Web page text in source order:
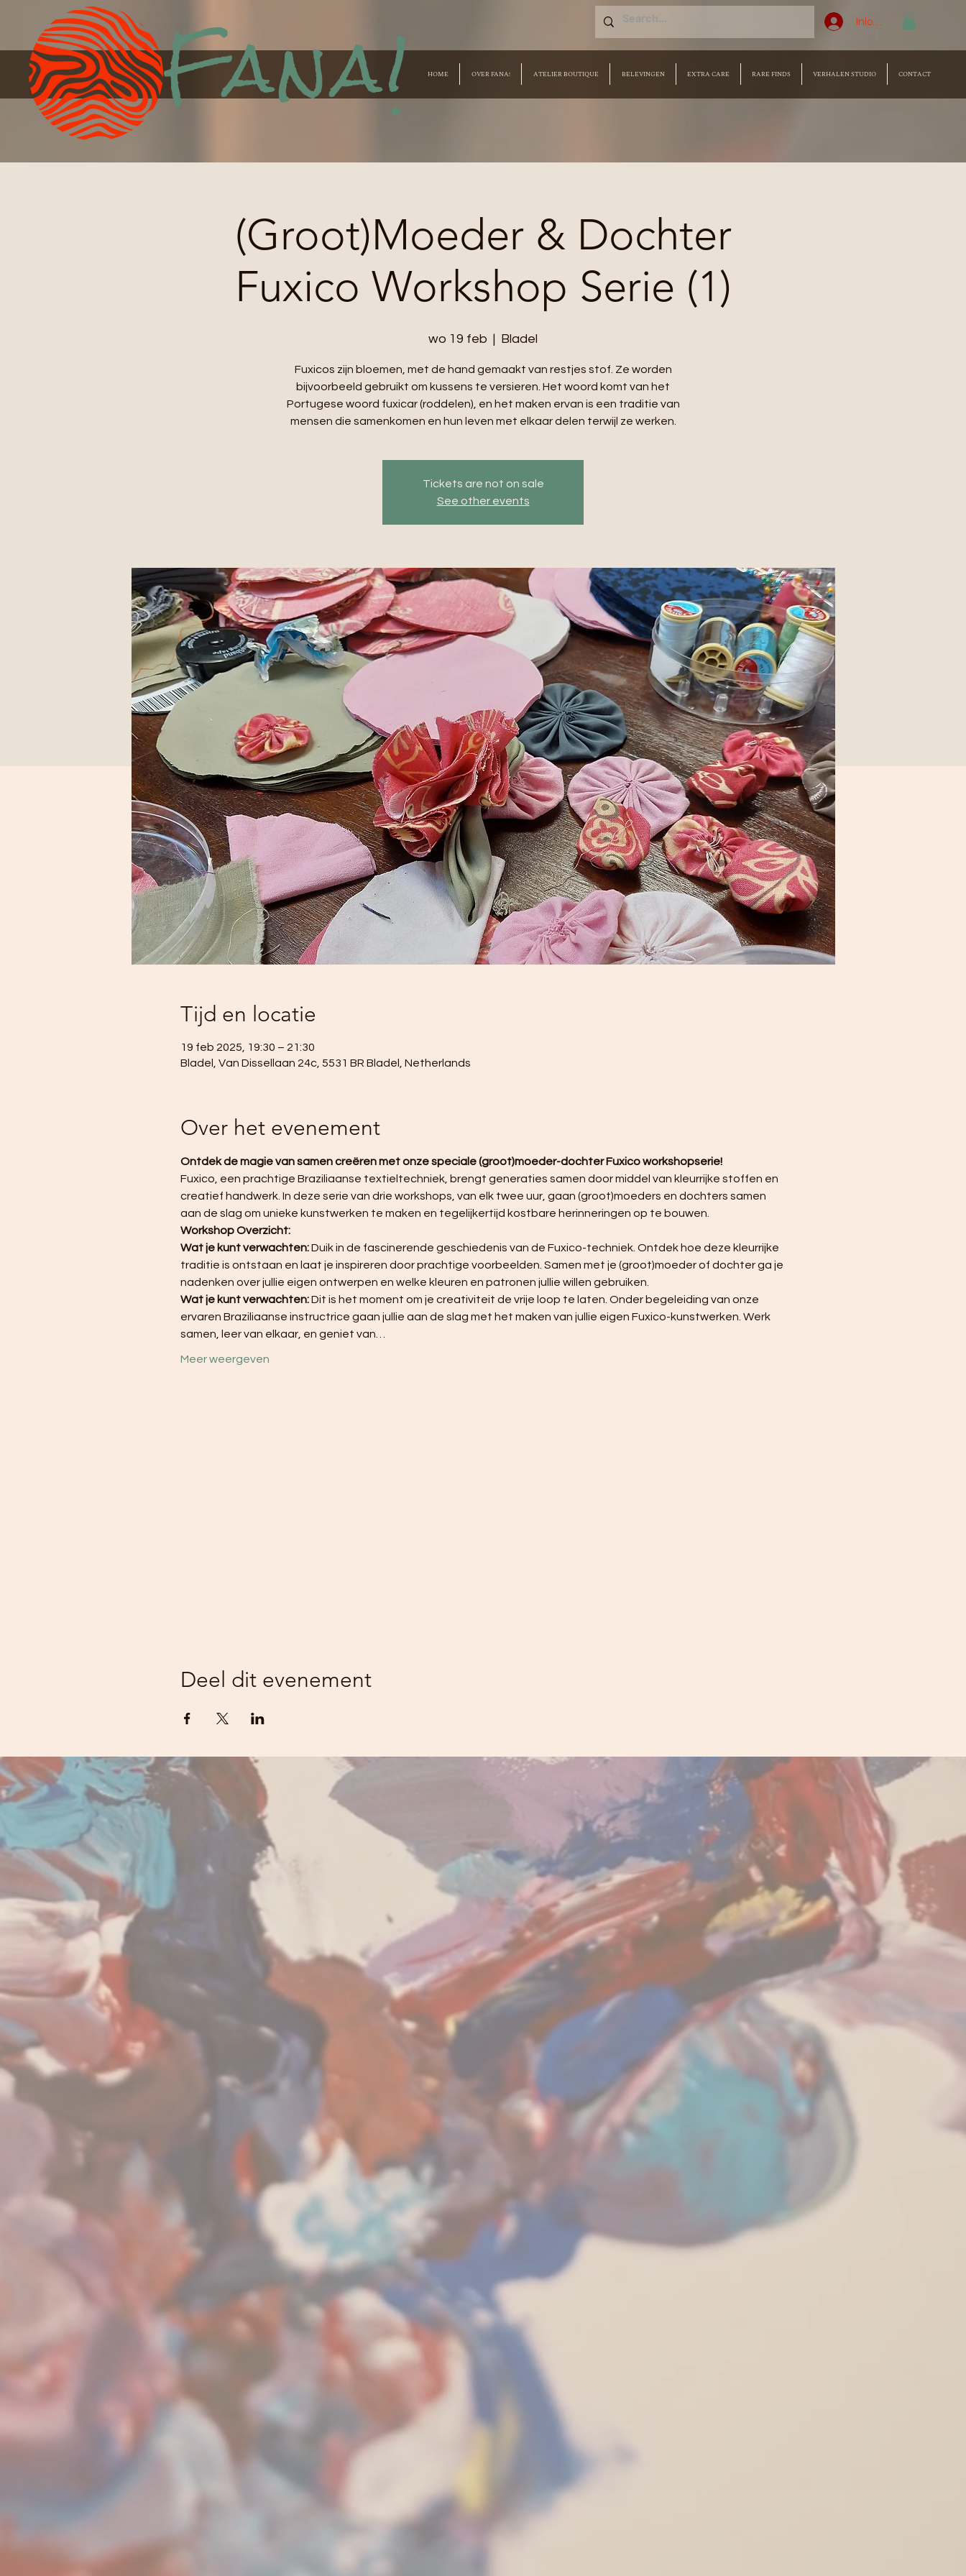
HOME OVER FANA! ATELIER BOUTIQUE BELEVINGEN EXTRA CARE RARE FINDS VERHALEN STUDIO CONTACT
Fana! Inloggen
(Groot)Moeder & Dochter
Fuxico Workshop Serie (1)
wo 19 feb
  |
Bladel
Fuxicos zijn bloemen, met de hand gemaakt van restjes stof. Ze worden
bijvoorbeeld gebruikt om kussens te versieren. Het woord komt van het
Portugese woord fuxicar (roddelen), en het maken ervan is een traditie van
mensen die samenkomen en hun leven met elkaar delen terwijl ze werken.
Tickets are not on sale
See other events
Tijd en locatie
19 feb 2025, 19:30 – 21:30
Bladel, Van Dissellaan 24c, 5531 BR Bladel, Netherlands
Over het evenement
Ontdek de magie van samen creëren met onze speciale (groot)moeder-dochter Fuxico workshopserie!
Fuxico, een prachtige Braziliaanse textieltechniek, brengt generaties samen door middel van kleurrijke stoffen en
creatief handwerk. In deze serie van drie workshops, van elk twee uur, gaan (groot)moeders en dochters samen
aan de slag om unieke kunstwerken te maken en tegelijkertijd kostbare herinneringen op te bouwen.
Workshop Overzicht:
Wat je kunt verwachten: Duik in de fascinerende geschiedenis van de Fuxico-techniek. Ontdek hoe deze kleurrijke
traditie is ontstaan en laat je inspireren door prachtige voorbeelden. Samen met je (groot)moeder of dochter ga je
nadenken over jullie eigen ontwerpen en welke kleuren en patronen jullie willen gebruiken.
Wat je kunt verwachten: Dit is het moment om je creativiteit de vrije loop te laten. Onder begeleiding van onze
ervaren Braziliaanse instructrice gaan jullie aan de slag met het maken van jullie eigen Fuxico-kunstwerken. Werk
samen, leer van elkaar, en geniet van…
Meer weergeven
Deel dit evenement